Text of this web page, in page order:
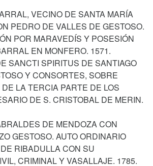
VECINO DE SANTA MARÍA
PEDRO DE VALLES DE GESTOSO.
POR MARAVEDÍS Y POSESIÓN
EN MONFERO. 1571.
SANCTI SPIRITUS DE SANTIAGO
Y CONSORTES, SOBRE
LA TERCIA PARTE DE LOS
DE S. CRISTOBAL DE MERIN.
DE MENDOZA CON
GESTOSO. AUTO ORDINARIO
RIBADULLA CON SU
CRIMINAL Y VASALLAJE. 1785.